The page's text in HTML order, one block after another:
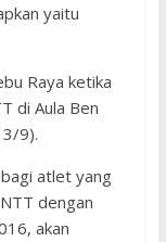
yaitu
Raya ketika
di Aula Ben
9).
atlet yang
dengan
akan